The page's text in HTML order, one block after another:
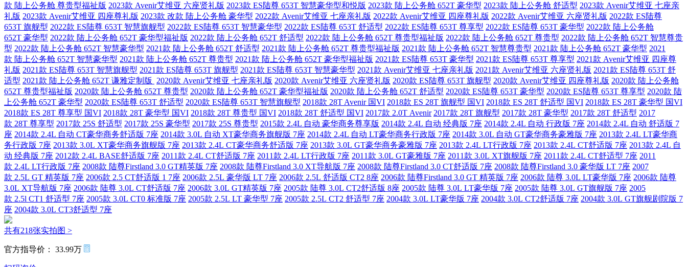
款 陆上公务舱 尊贵型福祉版 2023款 Avenir艾维亚 六座贤礼版 2023款 ES陆尊 653T 智慧豪华型和悦版 2023款 陆上公务舱 652T 豪华型 2023款 陆上公务舱 舒适型 2023款 Avenir艾维亚 七座亲
礼版 2023款 Avenir艾维亚 四座尊礼版 2023款 改款 陆上公务舱 豪华型 2022款 Avenir艾维亚 七座亲礼版 2022款 Avenir艾维亚 四座尊礼版 2022款 Avenir艾维亚 六座贤礼版 2022款 ES陆尊
653T 旗舰型 2022款 ES陆尊 653T 智慧旗舰型 2022款 ES陆尊 653T 智慧豪华型 2022款 ES陆尊 653T 舒适型 2022款 ES陆尊 653T 尊享型 2022款 ES陆尊 653T 豪华型 2022款 陆上公务舱
652T 豪华型 2022款 陆上公务舱 652T 豪华型福祉版 2022款 陆上公务舱 652T 舒适型 2022款 陆上公务舱 652T 尊贵型福祉版 2022款 陆上公务舱 652T 尊贵型 2022款 陆上公务舱 652T 智慧尊贵
型 2022款 陆上公务舱 652T 智慧豪华型 2021款 陆上公务舱 652T 舒适型 2021款 陆上公务舱 652T 尊贵型福祉版 2021款 陆上公务舱 652T 智慧尊贵型 2021款 陆上公务舱 652T 豪华型 2021
款 陆上公务舱 652T 智慧豪华型 2021款 陆上公务舱 652T 尊贵型 2021款 陆上公务舱 652T 豪华型福祉版 2021款 ES陆尊 653T 豪华型 2021款 ES陆尊 653T 尊享型 2021款 Avenir艾维亚 四座尊
礼版 2021款 ES陆尊 653T 智慧旗舰型 2021款 ES陆尊 653T 旗舰型 2021款 ES陆尊 653T 智慧豪华型 2021款 Avenir艾维亚 七座亲礼版 2021款 Avenir艾维亚 六座贤礼版 2021款 ES陆尊 653T 舒
适型 2021款 陆上公务舱 652T 谦雅定制版 2020款 Avenir艾维亚 七座亲礼版 2020款 Avenir艾维亚 六座贤礼版 2020款 ES陆尊 653T 旗舰型 2020款 Avenir艾维亚 四座尊礼版 2020款 陆上公务舱
652T 尊贵型福祉版 2020款 陆上公务舱 652T 尊贵型 2020款 陆上公务舱 652T 豪华型福祉版 2020款 陆上公务舱 652T 舒适型 2020款 ES陆尊 653T 豪华型 2020款 ES陆尊 653T 尊享型 2020款 陆
上公务舱 652T 豪华型 2020款 ES陆尊 653T 舒适型 2020款 ES陆尊 653T 智慧旗舰型 2018款 28T Avenir 国VI 2018款 ES 28T 旗舰型 国VI 2018款 ES 28T 舒适型 国VI 2018款 ES 28T 豪华型 国VI
2018款 ES 28T 尊享型 国VI 2018款 28T 豪华型 国VI 2018款 28T 尊贵型 国VI 2018款 28T 舒适型 国VI 2017款 2.0T Avenir 2017款 28T 旗舰型 2017款 28T 豪华型 2017款 28T 舒适型 2017
款 28T 尊享型 2017款 25S 舒适型 2017款 25S 豪华型 2017款 25S 尊贵型 2015款 2.4L 自动 豪华商务尊享版 2014款 2.4L 自动 经典版 7座 2014款 2.4L 自动 行政版 7座 2014款 2.4L 自动 舒适版 7
座 2014款 2.4L 自动 CT豪华商务舒适版 7座 2014款 3.0L 自动 XT豪华商务旗舰版 7座 2014款 2.4L 自动 LT豪华商务行政版 7座 2014款 3.0L 自动 GT豪华商务豪雅版 7座 2013款 2.4L LT豪华商
务行政版 7座 2013款 3.0L XT豪华商务旗舰版 7座 2013款 2.4L CT豪华商务舒适版 7座 2013款 3.0L GT豪华商务豪雅版 7座 2013款 2.4L LT行政版 7座 2013款 2.4L CT舒适版 7座 2013款 2.4L 自
动 经典版 7座 2012款 2.4L BASE舒适版 7座 2011款 2.4L CT舒适版 7座 2011款 2.4L LT行政版 7座 2011款 3.0L GT豪雅版 7座 2011款 3.0L XT旗舰版 7座 2011款 2.4L CT舒适型 7座 2011
款 2.4L LT行政版 7座 2008款 陆尊Firstland 3.0 GT精英版 7座 2008款 陆尊Firstland 3.0 XT导航版 7座 2008款 陆尊Firstland 3.0 CT舒适版 7座 2008款 陆尊Firstland 3.0 豪华版 LT 7座 2007
款 2.5L GT 精英版 7座 2006款 2.5 CT舒适版 1 7座 2006款 2.5L 豪华版 LT 7座 2006款 2.5L 舒适版 CT2 8座 2006款 陆尊Firstland 3.0 GT 精英版 7座 2006款 陆尊 3.0L LT豪华版 7座 2006款 陆尊
3.0L XT导航版 7座 2006款 陆尊 3.0L CT舒适版 7座 2006款 3.0L GT精英版 7座 2005款 陆尊 3.0L CT2舒适版 8座 2005款 陆尊 3.0L LT豪华版 7座 2005款 陆尊 3.0L GT旗舰版 7座 2005
款 2.5l CT1 舒适型 7座 2005款 3.0L CT0 标准版 7座 2005款 2.5L LT 豪华型 7座 2005款 2.5L CT2 舒适型 7座 2004款 3.0L LT豪华版 7座 2004款 3.0L CT2舒适版 7座 2004款 3.0L GT旗舰剧院版 7
座 2004款 3.0L CT3舒适型 7座
共有218张实拍图 >
官方指导价： 33.99万